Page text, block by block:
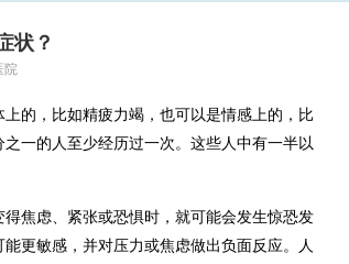
状？
院
的，比如精疲力竭，也可以是情感上的，比
一的人至少经历过一次。这些人中有一半以
焦虑、紧张或恐惧时，就可能会发生惊恐发
更敏感，并对压力或焦虑做出负面反应。人